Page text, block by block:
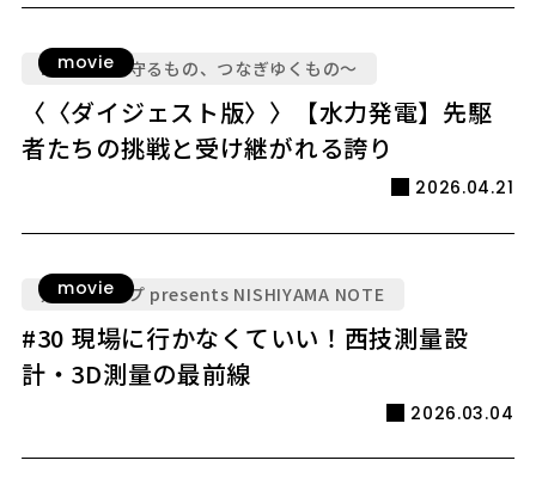
movie
LEGACY ～守るもの、つなぎゆくもの～
〈〈ダイジェスト版〉〉【水力発電】先駆
者たちの挑戦と受け継がれる誇り
2026.04.21
movie
九電グループ presents NISHIYAMA NOTE
#30 現場に行かなくていい！西技測量設
計・3D測量の最前線
2026.03.04